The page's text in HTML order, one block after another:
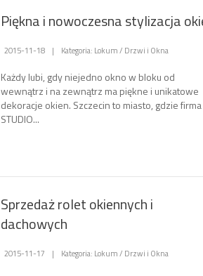
Piękna i nowoczesna stylizacja
2015-11-18 | Kategoria: Lokum / Drzwi i Okna
Każdy lubi, gdy niejedno okno w bloku od
wewnątrz i na zewnątrz ma piękne i unikatowe
dekoracje okien. Szczecin to miasto, gdzie firma
STUDIO...
Sprzedaż rolet okiennych i
dachowych
2015-11-17 | Kategoria: Lokum / Drzwi i Okna